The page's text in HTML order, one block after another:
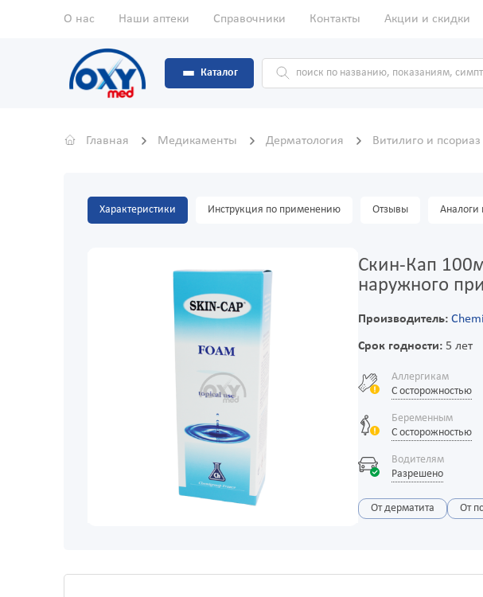
О нас Наши аптеки Справочники Контакты Акции и скидки
Каталог
Главная Медикаменты Дерматология Витилиго и псориаз
Характеристики Инструкция по применению Отзывы Аналоги
Скин-Кап
наружного
Производитель:
Срок годности:5 лет
Аллергикам
С осторожностью
Беременным
С осторожностью
Водителям
Разрешено
От дерматита От